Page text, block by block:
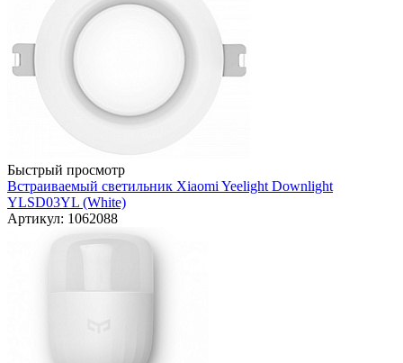
Быстрый просмотр
Встраиваемый светильник Xiaomi Yeelight Downlight
YLSD03YL (White)
Артикул: 1062088